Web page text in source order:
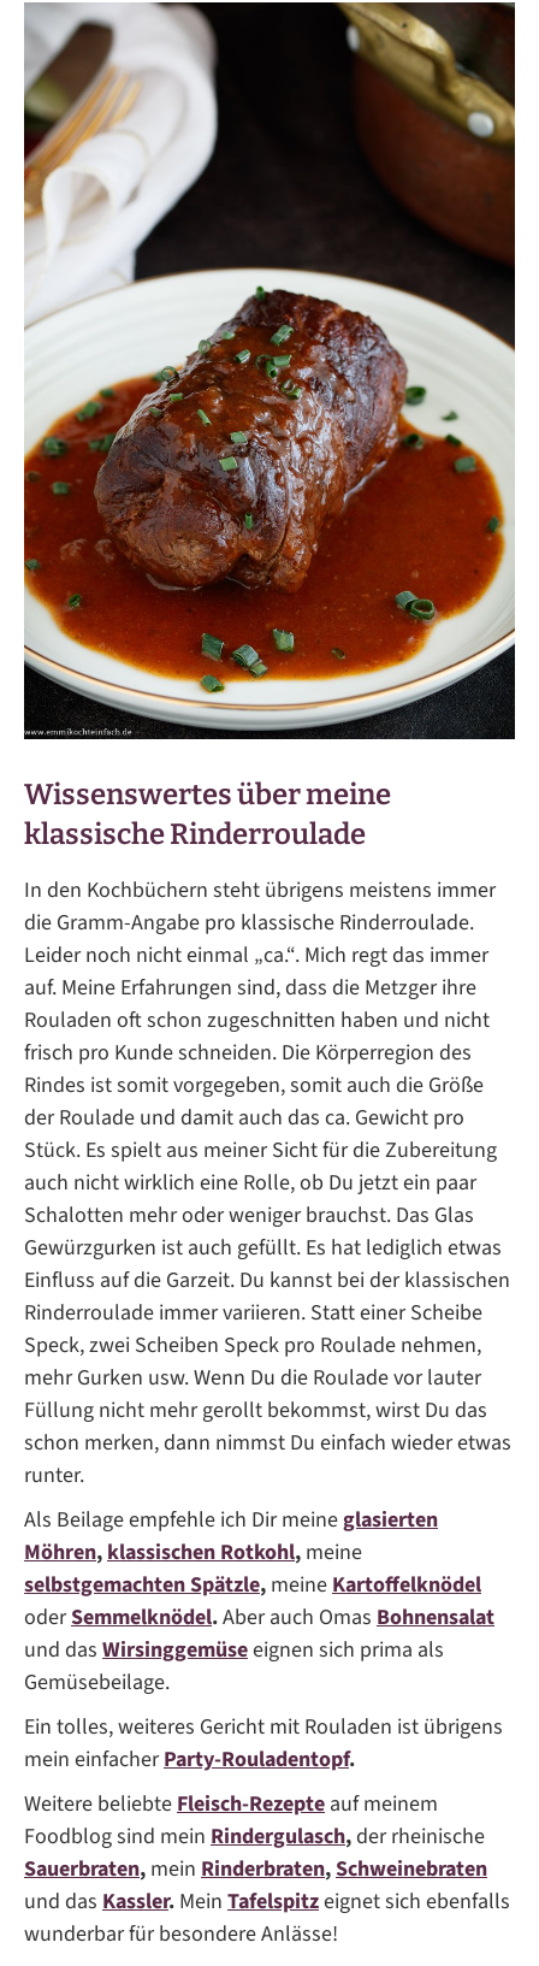
Wissenswertes über meine
klassische Rinderroulade
In den Kochbüchern steht übrigens meistens immer
die Gramm-Angabe pro klassische Rinderroulade.
Leider noch nicht einmal „ca.“. Mich regt das immer
auf. Meine Erfahrungen sind, dass die Metzger ihre
Rouladen oft schon zugeschnitten haben und nicht
frisch pro Kunde schneiden. Die Körperregion des
Rindes ist somit vorgegeben, somit auch die Größe
der Roulade und damit auch das ca. Gewicht pro
Stück. Es spielt aus meiner Sicht für die Zubereitung
auch nicht wirklich eine Rolle, ob Du jetzt ein paar
Schalotten mehr oder weniger brauchst. Das Glas
Gewürzgurken ist auch gefüllt. Es hat lediglich etwas
Einfluss auf die Garzeit. Du kannst bei der klassischen
Rinderroulade immer variieren. Statt einer Scheibe
Speck, zwei Scheiben Speck pro Roulade nehmen,
mehr Gurken usw. Wenn Du die Roulade vor lauter
Füllung nicht mehr gerollt bekommst, wirst Du das
schon merken, dann nimmst Du einfach wieder etwas
runter.
Als Beilage empfehle ich Dir meineglasierten
Möhren,klassischen Rotkohl, meine
selbstgemachten Spätzle, meineKartoffelknödel
oderSemmelknödel.Aber auch Omas Bohnensalat
und das Wirsinggemüseeignen sich prima als
Gemüsebeilage.
Ein tolles, weiteres Gericht mit Rouladen ist übrigens
mein einfacherParty-Rouladentopf.
Weitere beliebteFleisch-Rezepte auf meinem
Foodblog sind mein Rindergulasch,der rheinische
Sauerbraten, mein Rinderbraten,Schweinebraten
und das Kassler. Mein Tafelspitzeignet sich ebenfalls
wunderbar für besondere Anlässe!